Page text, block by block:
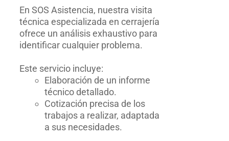
En SOS Asistencia, nuestra visita
técnica especializada en cerrajería
ofrece un análisis exhaustivo para
identificar cualquier problema.
Este servicio incluye:
Elaboración de un informe
técnico detallado.
Cotización precisa de los
trabajos a realizar, adaptada
a sus necesidades.